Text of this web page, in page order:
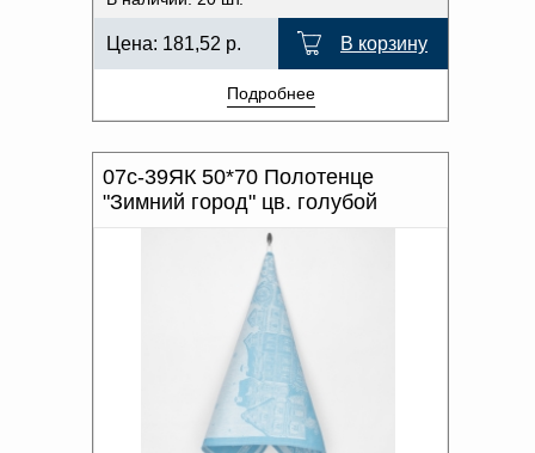
Цена: 181,52 р. В корзину
Подробнее
07с-39ЯК 50*70 Полотенце
"Зимний город" цв. голубой